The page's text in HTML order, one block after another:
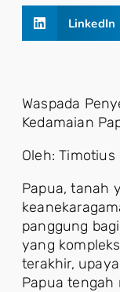
LinkedIn
Waspada
Kedamaian
Oleh: Timotius
Papua, tanah
panggung
yang
terakhir,
Papua tengah